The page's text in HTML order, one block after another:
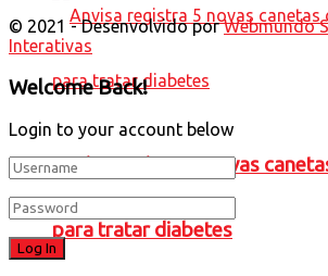
Anvisa registra 5 novas
para tratar diabetes
© 2021 - Desenvolvido porWebmundo
Interativas
Welcome Back!
Login to your account below